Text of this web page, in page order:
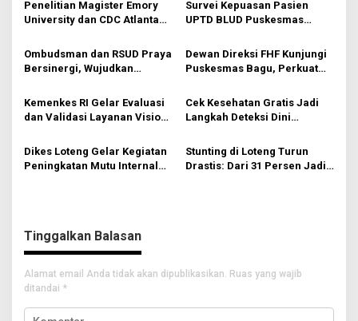
s
i
p
o
s
Penelitian Magister Emory
University dan CDC Atlanta
Survei Kepuasan Pasien
UPTD BLUD Puskesmas
Ombudsman dan RSUD Praya
Bersinergi, Wujudkan
Berkualitas
Dewan Direksi FHF Kunjungi
Puskesmas Bagu, Perkuat
Terintegrasi di NTB
Kemenkes RI Gelar Evaluasi
dan Validasi Layanan Vision
Cek Kesehatan Gratis Jadi
Langkah Deteksi Dini
Masyarakat
Dikes Loteng Gelar Kegiatan
Peningkatan Mutu Internal
Stunting di Loteng Turun
Drastis: Dari 31 Persen Jadi
Tinggalkan Balasan
Alamat email Anda tidak akan dipublikasikan. Ruas yang wajib
ditandai *